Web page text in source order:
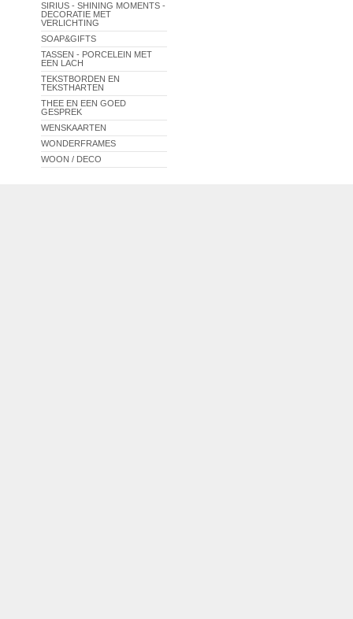
SIRIUS - SHINING MOMENTS -
DECORATIE MET
VERLICHTING
SOAP&GIFTS
TASSEN - PORCELEIN MET
EEN LACH
TEKSTBORDEN EN
TEKSTHARTEN
THEE EN EEN GOED
GESPREK
WENSKAARTEN
WONDERFRAMES
WOON / DECO